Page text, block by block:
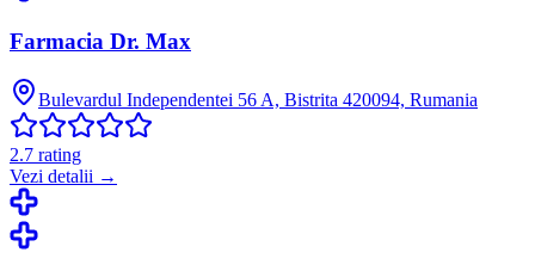
Farmacia Dr. Max
Bulevardul Independentei 56 A, Bistrita 420094, Rumania
2.7 rating
Vezi detalii →